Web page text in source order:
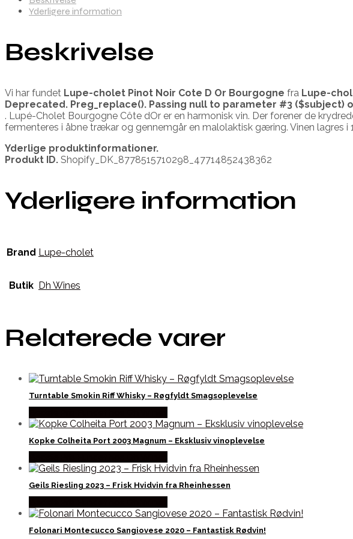
Yderligere information
Beskrivelse
Vi har fundet Lupe-cholet Pinot Noir Cote D Or Bourgogne fra Lupe-
Deprecated. Preg_replace(). Passing null to parameter #3
. Lupé-Cholet Bourgogne Côte dOr er en harmonisk vin. Der forener de
fermenteres i åbne trækar og gennemgår en malolaktisk gæring. Vinen lagres i
Yderlige produktinformationer.
Produkt ID. Shopify_DK_8778515710298_47714852438362
Yderligere information
Brand Lupe-cholet
Butik Dh Wines
Relaterede varer
Turntable Smokin Riff Whisky – Røgfyldt Smagsoplevelse
Kopke Colheita Port 2003 Magnum – Eksklusiv vinoplevelse
Geils Riesling 2023 – Frisk Hvidvin fra Rheinhessen
Folonari Montecucco Sangiovese 2020 – Fantastisk Rødvin!